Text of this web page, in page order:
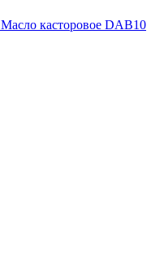
Масло касторовое DAB10